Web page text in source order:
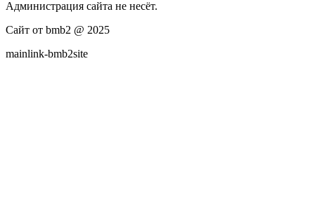
Администрация сайта не несёт.
Сайт от bmb2 @ 2025
mainlink-bmb2site